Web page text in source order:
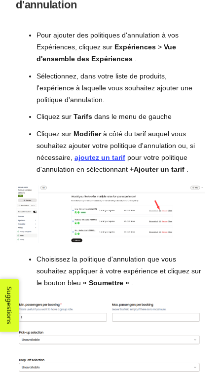
d'annulation
Pour ajouter des politiques d'annulation à vos
Expériences, cliquez sur Expériences > Vue
d'ensemble des Expériences
Sélectionnez, dans votre liste de produits,
l'expérience à laquelle vous souhaitez ajouter une
politique d'annulation.
Cliquez sur Tarifs dans le menu de gauche
Cliquez sur Modifierà côté du tarif auquel vous
souhaitez ajouter votre politique d'annulation ou, si
nécessaire, ajoutez un tarif pour votre politique
d'annulation en sélectionnant +Ajouter un tarif
Choisissez la politique d'annulation que vous
souhaitez appliquer à votre expérience et cliquez sur
le bouton bleu « Soumettre »
Suggestions